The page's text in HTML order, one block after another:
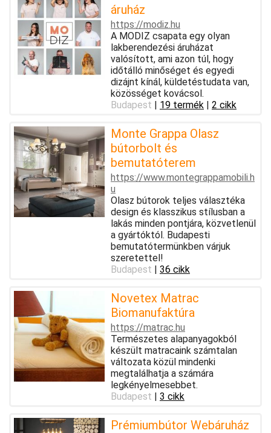
áruház
https://modiz.hu
A MODIZ csapata egy olyan
lakberendezési áruházat
valósított, ami azon túl, hogy
időtálló minőséget és egyedi
dizájnt kínál, küldetéstudata van,
közösséget kovácsol.
Budapest | 19 termék | 2 cikk
Monte Grappa Olasz
bútorbolt és
bemutatóterem
https://www.montegrappamobili.h
u
Olasz bútorok teljes választéka
design és klasszikus stílusban a
lakás minden pontjára, közvetlenül
a gyártóktól. Budapesti
bemutatótermünkben várjuk
szeretettel!
Budapest | 36 cikk
Novetex Matrac
Biomanufaktúra
https://matrac.hu
Természetes alapanyagokból
készült matracaink számtalan
változata közül mindenki
megtalálhatja a számára
legkényelmesebbet.
Budapest | 3 cikk
Prémiumbútor Webáruház